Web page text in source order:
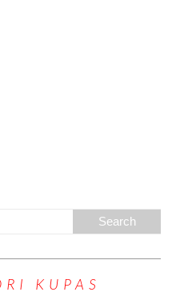
KUPAS